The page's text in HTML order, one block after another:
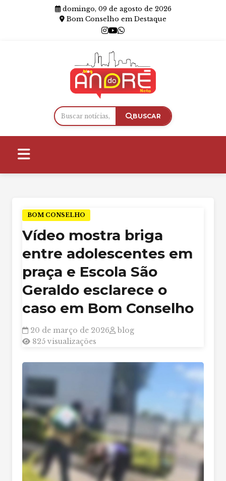
domingo, 09 de agosto de 2026
Bom Conselho em Destaque
BUSCAR
BOM CONSELHO
Vídeo mostra briga
entre adolescentes em
praça e Escola São
Geraldo esclarece o
caso em Bom Conselho
20 de março de 2026
blog
825 visualizações